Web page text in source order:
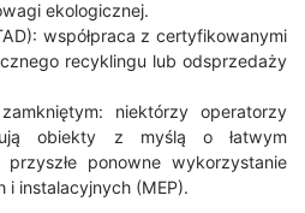
ekologicznej.
współpraca z certyfikowanymi
recyklingu lub odsprzedaży
niektórzy operatorzy
obiekty z myślą o łatwym
ponowne wykorzystanie
i instalacyjnych (MEP).